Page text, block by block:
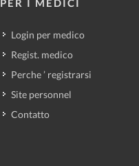
PER I MEDICI
Login per medico
Regist. medico
Perche ’ registrarsi
Site personnel
Contatto